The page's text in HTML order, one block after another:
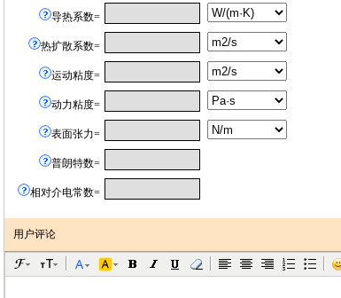
导热系数=
热扩散系数=
运动粘度=
动力粘度=
表面张力=
普朗特数=
相对介电常数=
用户评论